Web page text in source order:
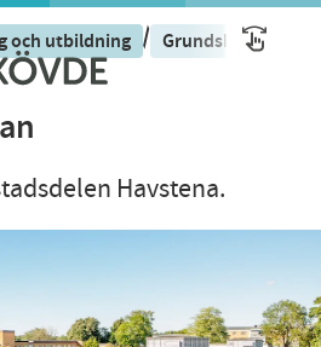
och utbildning / Grundskola och
Havstena.